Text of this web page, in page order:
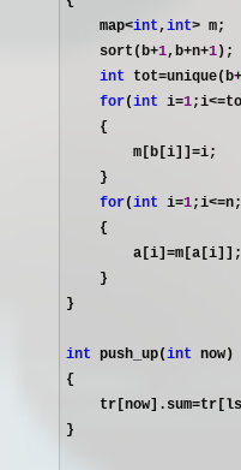
    map
<int ,int> m;
    sort(b
+1,b+n+1);
int tot=unique(b+
for(int i=1
    {
        m[b[i]]
=i;
    }
for(int i=1
    {
        a[i]
=m[a[i]];
    }
}
int push_up(int now)
{
    tr[now].sum
}